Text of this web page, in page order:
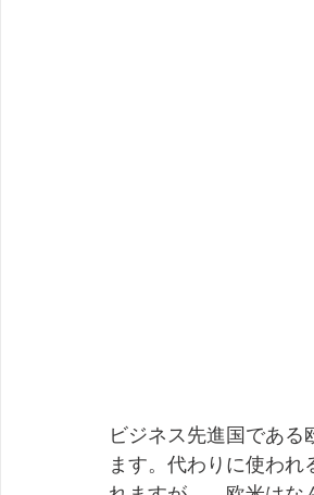
ビジネス先進国であ
ます。代わりに使われ